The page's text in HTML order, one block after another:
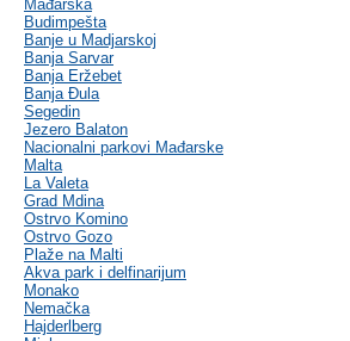
Mađarska
Budimpešta
Banje u Madjarskoj
Banja Sarvar
Banja Eržebet
Banja Ðula
Segedin
Jezero Balaton
Nacionalni parkovi Mađarske
Malta
La Valeta
Grad Mdina
Ostrvo Komino
Ostrvo Gozo
Plaže na Malti
Akva park i delfinarijum
Monako
Nemačka
Hajderlberg